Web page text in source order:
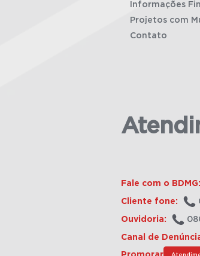
Informações
Projetos com
Contato
Fale com o BDMG:
Cliente fone:
Ouvidoria:
Canal de